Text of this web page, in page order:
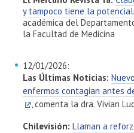
y tampoco tiene la
académica del
la Facultad de Medicina
12/01/2026:
Las Últimas Noticias:
enfermos contagian antes
, comenta la dra. Vivian
Chilevisión: Llaman a